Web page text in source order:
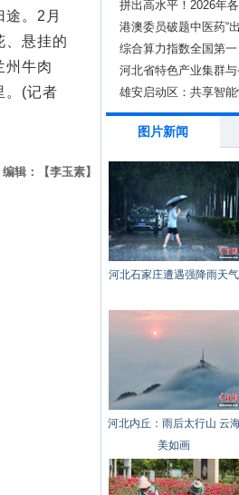
。2月
、悬挂的
州牛肉
。(记者
编辑：【李玉素】
拼出高水平！2026年
港澳委员破题中医药“
道”
综合算力指数全国第
河北省特色产业集群
接会举办
雄安启动区：共享智
图片新闻
河北石家庄遭遇强降雨天气
河北内丘：雨后太行山 云
美如画